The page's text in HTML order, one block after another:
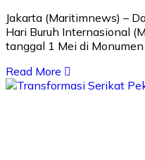
Jakarta (Maritimnews) –
Hari Buruh Internasional
tanggal 1 Mei di Monumen
Read More